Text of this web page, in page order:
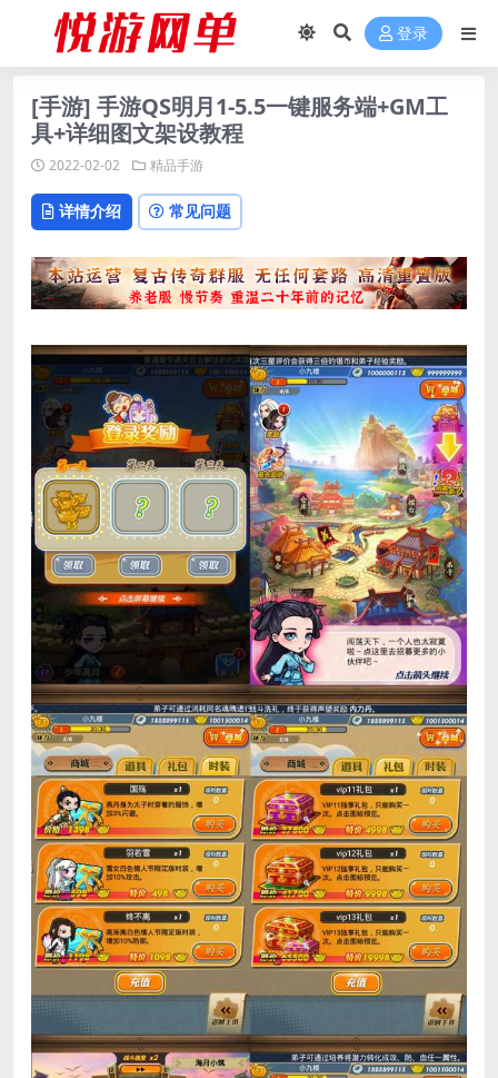
登录
[手游] 手游QS明月1-5.5一键服务端+GM工
具+详细图文架设教程
2022-02-02 精品手游
详情介绍 常见问题